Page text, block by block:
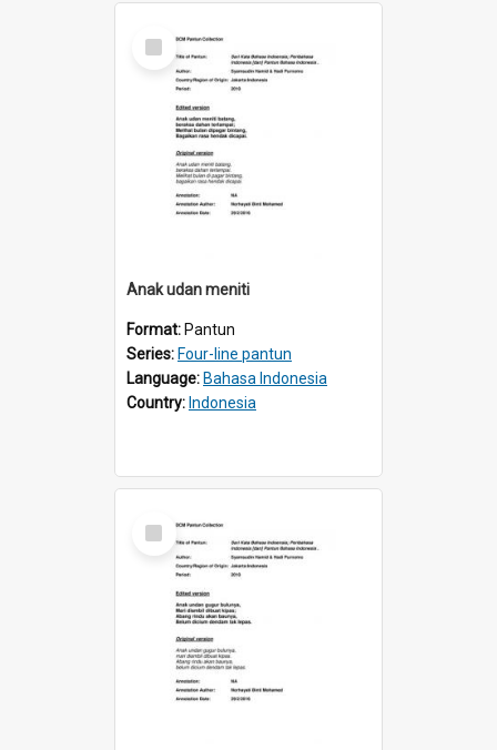
Select
Item
Anak udan meniti
Format: Pantun
Series: Four-line pantun
Language: Bahasa Indonesia
Country: Indonesia
Select
Item